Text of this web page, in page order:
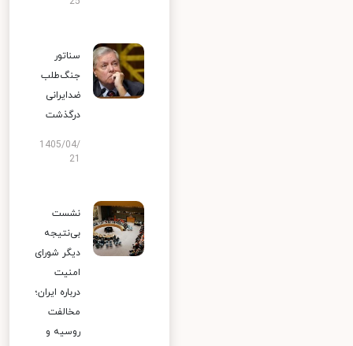
سناتور
جنگ‌طلب
ضدایرانی
درگذشت
1405/04/
نشست
بی‌نتیجه
دیگر شورای
امنیت
درباره ایران؛
مخالفت
روسیه و